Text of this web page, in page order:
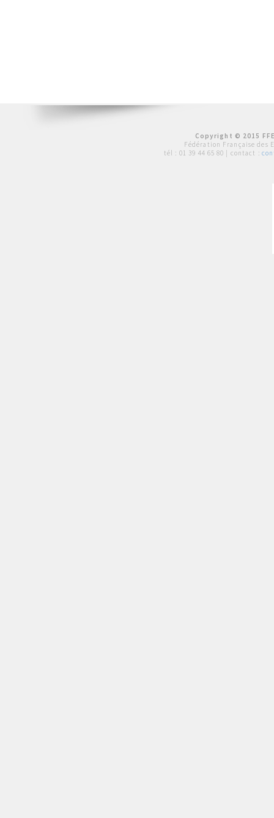
Copyright © 2015
Fédération Française des
tél : 01 39 44 65 80 | contact :